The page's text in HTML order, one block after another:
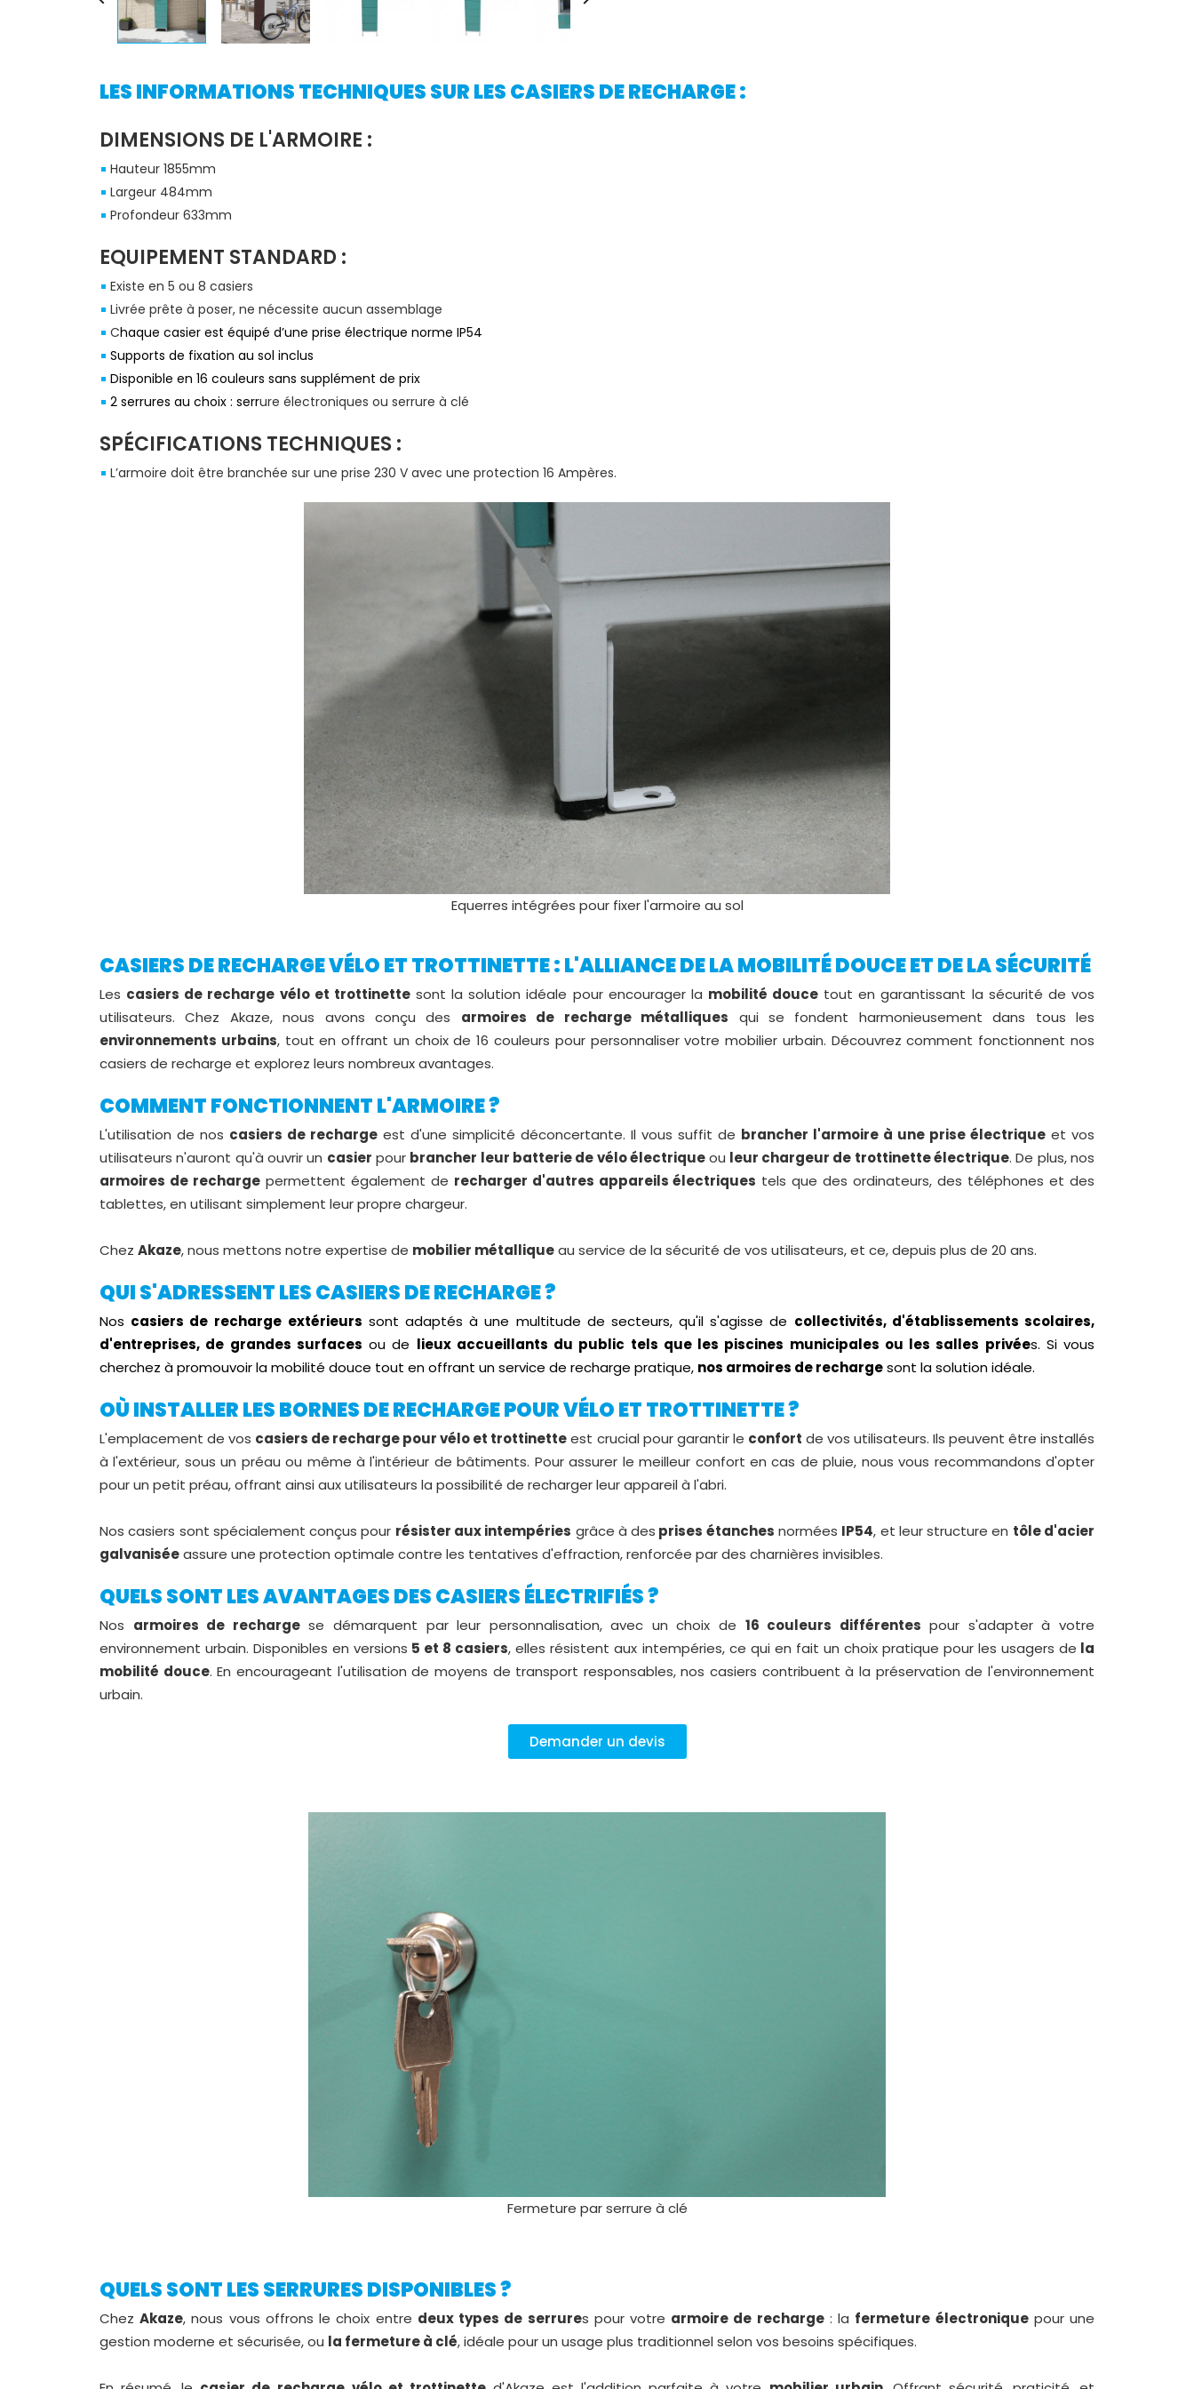
LES INFORMATIONS TECHNIQUES SUR LES CASIERS DE RECHARGE :
DIMENSIONS DE L'ARMOIRE :
Hauteur 1855mm
Largeur 484mm
Profondeur 633mm
EQUIPEMENT STANDARD :
Existe en 5 ou 8 casiers
Livrée prête à poser, ne nécessite aucun assemblage
Chaque casier est équipé d’une prise électrique norme IP54
Supports de fixation au sol inclus
Disponible en 16 couleurs sans supplément de prix
2 serrures au choix : serrure électroniques ou serrure à clé
SPÉCIFICATIONS TECHNIQUES :
L’armoire doit être branchée sur une prise 230 V avec une protection 16 Ampères.
Equerres intégrées pour fixer l'armoire au sol
CASIERS DE RECHARGE VÉLO ET TROTTINETTE : L'ALLIANCE DE LA MOBILITÉ DOUCE ET DE LA SÉCURITÉ
Les casiers de recharge vélo et trottinettesont la solution idéale pour encourager la mobilité douce tout en garantissant la sécurité de vos
utilisateurs. Chez Akaze, nous avons conçu des armoires de recharge métalliques qui se fondent harmonieusement dans tous les
environnements urbains, tout en offrant un choix de 16 couleurs pour personnaliser votre mobilier urbain. Découvrez comment fonctionnent nos
casiers de recharge et explorez leurs nombreux avantages.
COMMENT FONCTIONNENT L'ARMOIRE ?
L'utilisation de nos casiers de recharge est d'une simplicité déconcertante. Il vous suffit de brancher l'armoire à une prise électrique et vos
utilisateurs n'auront qu'à ouvrir un casier pour brancher leur batterie de vélo électriqueou leur chargeur de trottinette électrique. De plus, nos
armoires de rechargepermettent également de recharger d'autres appareils électriques tels que des ordinateurs, des téléphones et des
tablettes, en utilisant simplement leur propre chargeur.
Chez Akaze, nous mettons notre expertise de mobilier métalliqueau service de la sécurité de vos utilisateurs, et ce, depuis plus de 20 ans.
QUI S'ADRESSENT LES CASIERS DE RECHARGE ?
Nos casiers de recharge extérieurs sont adaptés à une multitude de secteurs, qu'il s'agisse de collectivités, d'établissements scolaires,
d'entreprises, de grandes surfaces ou de lieux accueillants du public tels que les piscines municipales ou les salles privées. Si vous
cherchez à promouvoir la mobilité douce tout en offrant un service de recharge pratique, nos armoires de rechargesont la solution idéale.
OÙ INSTALLER LES BORNES DE RECHARGE POUR VÉLO ET TROTTINETTE ?
L'emplacement de vos casiers de recharge pour vélo et trottinetteest crucial pour garantir le confort de vos utilisateurs. Ils peuvent être installés
à l'extérieur, sous un préau ou même à l'intérieur de bâtiments. Pour assurer le meilleur confort en cas de pluie, nous vous recommandons d'opter
pour un petit préau, offrant ainsi aux utilisateurs la possibilité de recharger leur appareil à l'abri.
Nos casiers sont spécialement conçus pour résister aux intempéries grâce à des prises étanches normées IP54, et leur structure en tôle d'acier
galvaniséeassure une protection optimale contre les tentatives d'effraction, renforcée par des charnières invisibles.
QUELS SONT LES AVANTAGES DES CASIERS ÉLECTRIFIÉS ?
Nos armoires de rechargese démarquent par leur personnalisation, avec un choix de 16 couleurs différentes pour s'adapter à votre
environnement urbain. Disponibles en versions 5 et 8 casiers, elles résistent aux intempéries, ce qui en fait un choix pratique pour les usagers de la
mobilité douce. En encourageant l'utilisation de moyens de transport responsables, nos casiers contribuent à la préservation de l'environnement
urbain.
Demander un devis
Fermeture par serrure à clé
QUELS SONT LES SERRURES DISPONIBLES ?
ChezAkaze, nous vous offrons le choix entre deux types de serrures pour votre armoire de recharge: la fermeture électroniquepour une
gestion moderne et sécurisée, ou la fermeture à clé, idéale pour un usage plus traditionnel selon vos besoins spécifiques.